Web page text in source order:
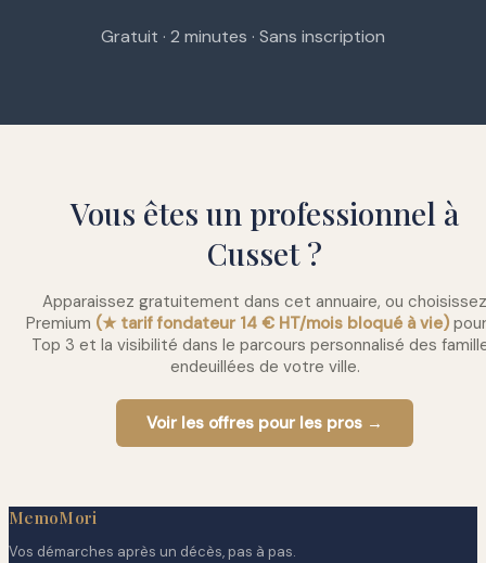
Gratuit · 2 minutes · Sans inscription
Vous êtes un professionnel à
Cusset ?
Apparaissez gratuitement dans cet annuaire, ou choisissez
Premium (★ tarif fondateur 14 € HT/mois bloqué à vie)
Top 3 et la visibilité dans le parcours personnalisé des
endeuillées de votre ville.
Voir les offres pour les pros →
MemoMori
Vos démarches après un décès, pas à pas.